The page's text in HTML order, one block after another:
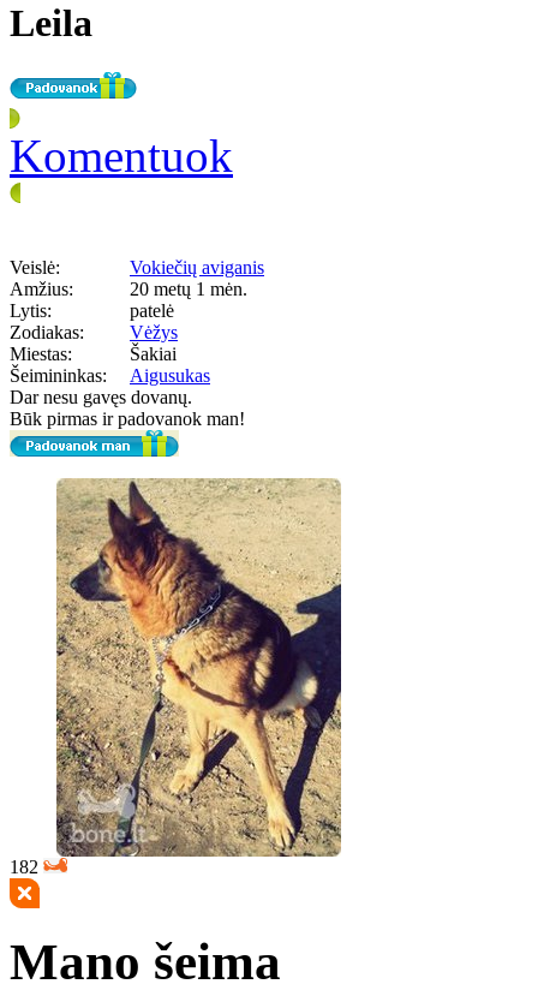
Leila
Komentuok
Veislė:
Vokiečių aviganis
Amžius:
20 metų 1 mėn.
Lytis:
patelė
Zodiakas:
Vėžys
Miestas:
Šakiai
Šeimininkas:
Aigusukas
Dar nesu gavęs dovanų.
Būk pirmas ir padovanok man!
182
Mano šeima